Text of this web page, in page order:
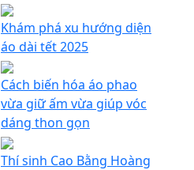
Khám phá xu hướng diện
áo dài tết 2025
Cách biến hóa áo phao
vừa giữ ấm vừa giúp vóc
dáng thon gọn
Thí sinh Cao Bằng Hoàng